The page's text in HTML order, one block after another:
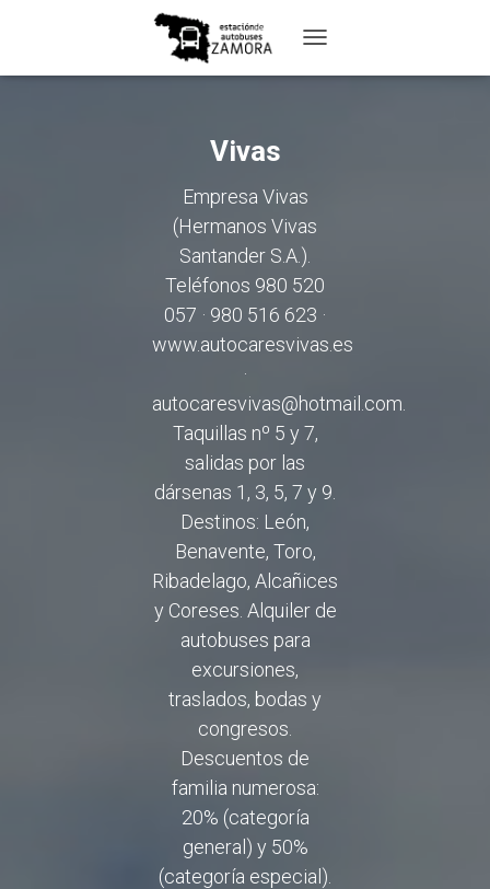
NAVIGATION
Vivas
Empresa Vivas
(Hermanos Vivas
Santander S.A.).
Teléfonos 980 520
057 · 980 516 623 ·
www.autocaresvivas.es
·
autocaresvivas@hotmail.com.
Taquillas nº 5 y 7,
salidas por las
dársenas 1, 3, 5, 7 y 9.
Destinos: León,
Benavente, Toro,
Ribadelago, Alcañices
y Coreses. Alquiler de
autobuses para
excursiones,
traslados, bodas y
congresos.
Descuentos de
familia numerosa:
20% (categoría
general) y 50%
(categoría especial).